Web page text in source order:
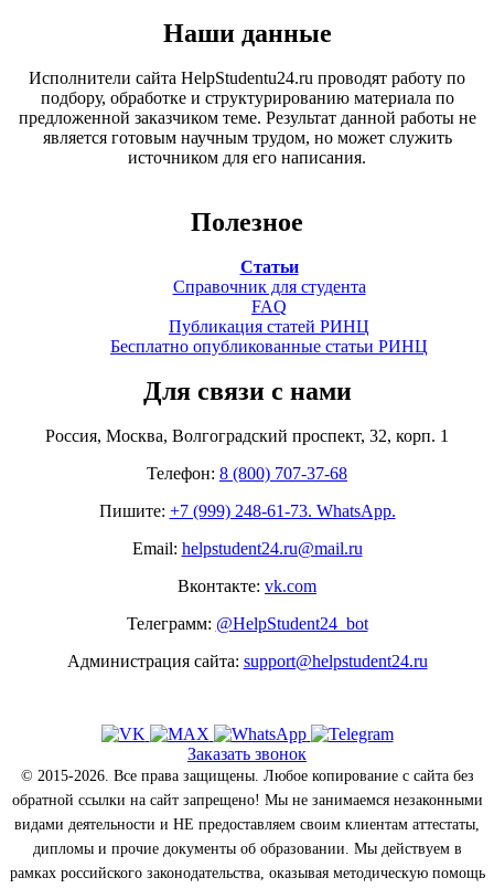
Наши данные
Исполнители сайта HelpStudentu24.ru проводят работу по
подбору, обработке и структурированию материала по
предложенной заказчиком теме. Результат данной работы не
является готовым научным трудом, но может служить
источником для его написания.
Полезное
Статьи
Справочник для студента
FAQ
Публикация статей РИНЦ
Бесплатно опубликованные статьи РИНЦ
Для связи с нами
Россия, Москва, Волгоградский проспект, 32, корп. 1
Телефон: 8 (800) 707-37-68
Пишите: +7 (999) 248-61-73. WhatsApp.
Email: helpstudent24.ru@mail.ru
Вконтакте: vk.com
Телеграмм: @HelpStudent24_bot
Администрация сайта: support@helpstudent24.ru
Заказать звонок
© 2015-2026. Все права защищены. Любое копирование с сайта без
обратной ссылки на сайт запрещено! Мы не занимаемся незаконными
видами деятельности и НЕ предоставляем своим клиентам аттестаты,
дипломы и прочие документы об образовании. Мы действуем в
рамках российского законодательства, оказывая методическую помощь